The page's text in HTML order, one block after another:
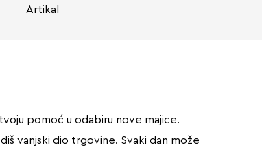
Artikal
pomoć u odabiru nove majice.
vanjski dio trgovine. Svaki dan može